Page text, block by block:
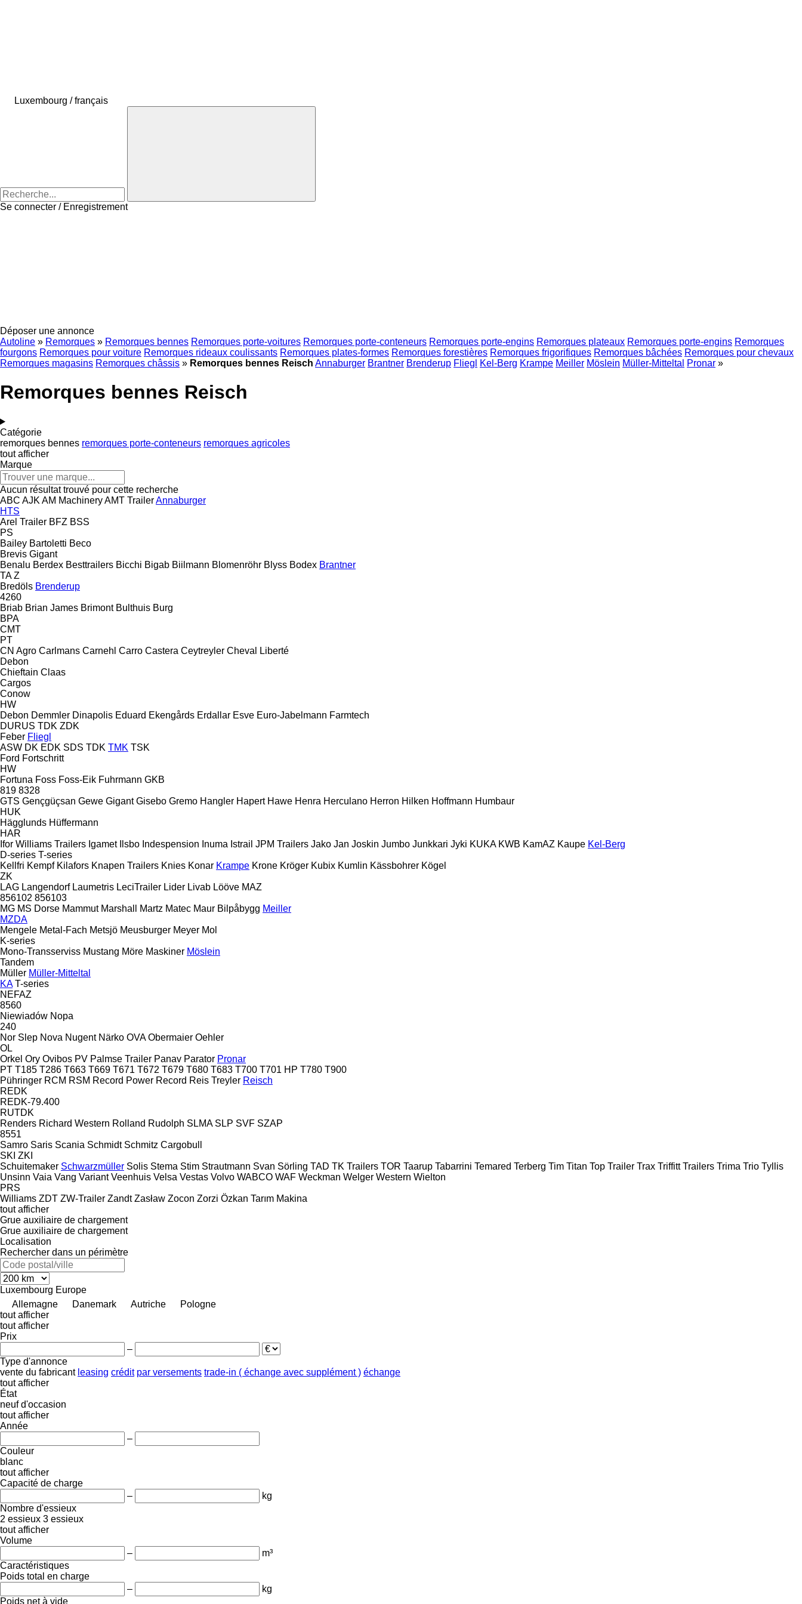
Luxembourg / français
Se connecter / Enregistrement
Déposer une annonce
Autoline » Remorques » Remorques bennes Remorques porte-voitures Remorques porte-conteneurs Remorques porte-engins Remorques plateaux Remorques porte-engins Remorques
fourgons Remorques pour voiture Remorques rideaux coulissants Remorques plates-formes Remorques forestières Remorques frigorifiques Remorques bâchées Remorques pour chevaux
Remorques magasins Remorques châssis » Remorques bennes Reisch Annaburger Brantner Brenderup Fliegl Kel-Berg Krampe Meiller Möslein Müller-Mitteltal Pronar »
Remorques bennes Reisch
Catégorie
remorques bennes remorques porte-conteneurs remorques agricoles
tout afficher
Marque
Aucun résultat trouvé pour cette recherche
ABC AJK AM MachineryAMT TrailerAnnaburger
HTS
Arel Trailer BFZ BSS
PS
Bailey Bartoletti Beco
Brevis Gigant
Benalu Berdex Besttrailers Bicchi Bigab Biilmann Blomenröhr Blyss Bodex Brantner
TA Z
Bredöls Brenderup
4260
Briab Brian James Brimont Bulthuis Burg
BPA
CMT
PT
CN Agro Carlmans Carnehl Carro Castera Ceytreyler Cheval Liberté
Debon
Chieftain Claas
Cargos
Conow
HW
Debon Demmler Dinapolis Eduard Ekengårds Erdallar Esve Euro-Jabelmann Farmtech
DURUS TDK ZDK
Feber Fliegl
ASW DK EDK SDS TDK TMK TSK
Ford Fortschritt
HW
Fortuna Foss Foss-Eik Fuhrmann GKB
819 8328
GTS Gençgüçsan Gewe Gigant Gisebo Gremo Hangler Hapert Hawe Henra Herculano Herron Hilken Hoffmann Humbaur
HUK
Hägglunds Hüffermann
HAR
Ifor Williams Trailers Igamet Ilsbo Indespension Inuma Istrail JPM Trailers Jako Jan Joskin Jumbo Junkkari Jyki KUKA KWB KamAZ Kaupe Kel-Berg
D-series T-series
Kellfri Kempf Kilafors Knapen Trailers Knies Konar Krampe Krone Kröger Kubix Kumlin Kässbohrer Kögel
ZK
LAG Langendorf Laumetris LeciTrailer Lider Livab Lööve MAZ
856102 856103
MG MS Dorse Mammut Marshall Martz Matec Maur Bilpåbygg Meiller
MZDA
Mengele Metal-Fach Metsjö Meusburger Meyer Mol
K-series
Mono-Transserviss Mustang Möre Maskiner Möslein
Tandem
Müller Müller-Mitteltal
KA T-series
NEFAZ
8560
Niewiadów Nopa
240
Nor Slep Nova Nugent Närko OVA Obermaier Oehler
OL
Orkel Ory Ovibos PV Palmse Trailer Panav Parator Pronar
PT T185 T286 T663 T669 T671 T672 T679 T680 T683 T700 T701 HP T780 T900
Pühringer RCM RSM Record Power Record Reis Treyler Reisch
REDK
REDK-79.400
RUTDK
Renders Richard Western Rolland Rudolph SLMA SLP SVF SZAP
8551
Samro Saris Scania Schmidt Schmitz Cargobull
SKI ZKI
Schuitemaker Schwarzmüller Solis Stema Stim Strautmann Svan Sörling TAD TK Trailers TOR Taarup Tabarrini Temared Terberg Tim Titan Top Trailer Trax Triffitt Trailers Trima Trio Tyllis
Unsinn Vaia Vang Variant Veenhuis Velsa Vestas Volvo WABCO WAF Weckman Welger Western Wielton
PRS
Williams ZDT ZW-Trailer Zandt Zasław Zocon Zorzi Özkan Tarım Makina
tout afficher
Grue auxiliaire de chargement
Grue auxiliaire de chargement
Localisation
Rechercher dans un périmètre
Luxembourg Europe
Allemagne
Danemark Autriche
Pologne
tout afficher
tout afficher
Prix
–
Type d'annonce
vente du fabricant leasing crédit par versements trade-in ( échange avec supplément ) échange
tout afficher
État
neuf d'occasion
tout afficher
Année
–
Couleur
blanc
tout afficher
Capacité de charge
–
kg
Nombre d'essieux
2 essieux 3 essieux
tout afficher
Volume
–
m³
Caractéristiques
Poids total en charge
–
kg
Poids net à vide